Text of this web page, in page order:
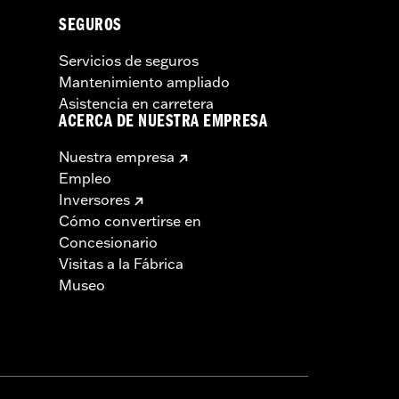
SEGUROS
Servicios de seguros
Mantenimiento ampliado
Asistencia en carretera
ACERCA DE NUESTRA EMPRESA
Nuestra empresa
Empleo
Inversores
Cómo convertirse en
Concesionario
Visitas a la Fábrica
Museo